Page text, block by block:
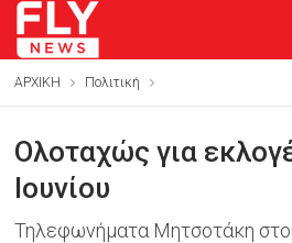
ΑΡΧΙΚΗ Πολιτική
Ολοταχώς για
Ιουνίου
Τηλεφωνήματα Μητσοτάκη